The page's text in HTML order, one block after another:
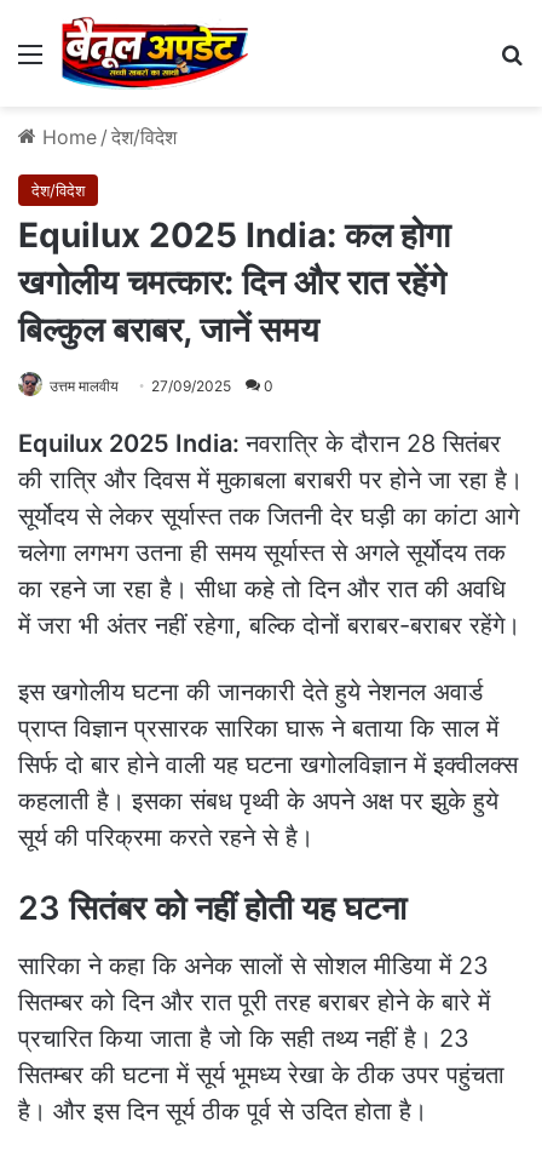
Menu
Home / देश/विदेश
देश/विदेश
Equilux 2025 India: कल होगा
खगोलीय चमत्कार: दिन और रात रहेंगे
बिल्कुल बराबर, जानें समय
उत्तम मालवीय 27/09/2025 0
Equilux 2025 India:नवरात्रि के दौरान 28 सितंबर
की रात्रि और दिवस में मुकाबला बराबरी पर होने जा रहा है।
सूर्योदय से लेकर सूर्यास्त तक जितनी देर घड़ी का कांटा आगे
चलेगा लगभग उतना ही समय सूर्यास्त से अगले सूर्योदय तक
का रहने जा रहा है। सीधा कहे तो दिन और रात की अवधि
में जरा भी अंतर नहीं रहेगा, बल्कि दोनों बराबर-बराबर रहेंगे।
इस खगोलीय घटना की जानकारी देते हुये नेशनल अवार्ड
प्राप्त विज्ञान प्रसारक सारिका घारू ने बताया कि साल में
सिर्फ दो बार होने वाली यह घटना खगोलविज्ञान में इक्वीलक्स
कहलाती है। इसका संबध पृथ्वी के अपने अक्ष पर झुके हुये
सूर्य की परिक्रमा करते रहने से है।
23 सितंबर को नहीं होती यह घटना
सारिका ने कहा कि अनेक सालों से सोशल मीडिया में 23
सितम्बर को दिन और रात पूरी तरह बराबर होने के बारे में
प्रचारित किया जाता है जो कि सही तथ्य नहीं है। 23
सितम्बर की घटना में सूर्य भूमध्य रेखा के ठीक उपर पहुंचता
है। और इस दिन सूर्य ठीक पूर्व से उदित होता है।